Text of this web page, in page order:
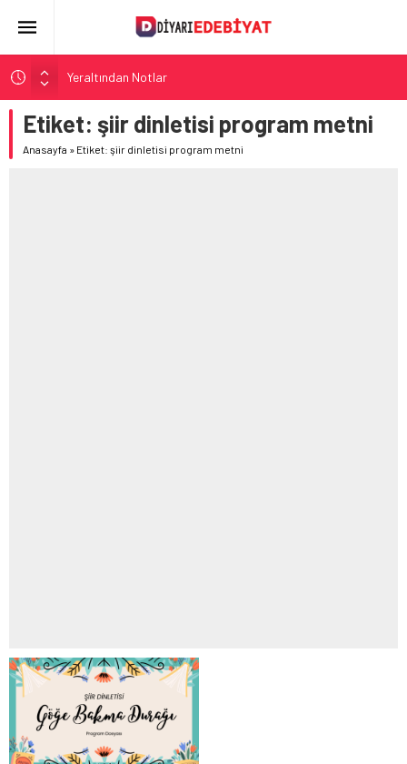
Yeraltından Notlar
Aylak Adam
Zebercet
Demiryolu Hikâyecileri
Etiket: şiir dinletisi program metni
Anasayfa » Etiket: şiir dinletisi program metni